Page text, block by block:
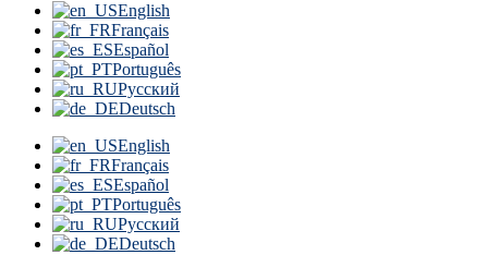
English
Français
Español
Português
Русский
Deutsch
English
Français
Español
Português
Русский
Deutsch